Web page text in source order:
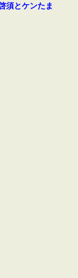
須とケンたま